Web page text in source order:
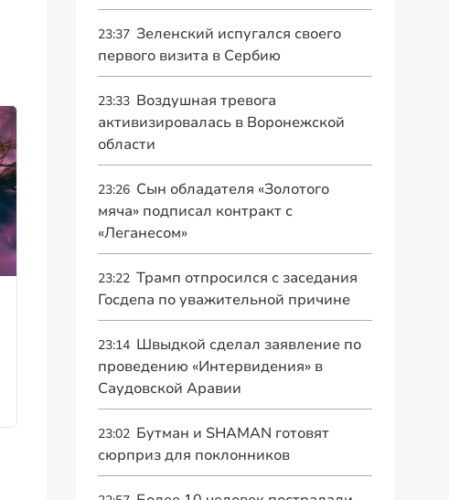
23:37 Зеленский испугался своего
первого визита в Сербию
23:33 Воздушная тревога
активизировалась в Воронежской
области
23:26 Сын обладателя «Золотого
мяча» подписал контракт с
«Леганесом»
23:22 Трамп отпросился с заседания
Госдепа по уважительной причине
23:14 Швыдкой сделал заявление по
проведению «Интервидения» в
Саудовской Аравии
23:02 Бутман и SHAMAN готовят
сюрприз для поклонников